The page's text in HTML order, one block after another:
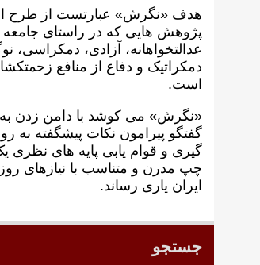
هدف «نگرش» عبارتست از طرح
پژوهش هايی که در راستای جامعه
عدالتخواهانه، آزادی، دمکراسی،
دمکراتيک و دفاع از منافع
است.
«نگرش» می کوشد با دامن زدن
گفتگو پيرامون نکات پیشگفته به
گيری و قوام يابی پايه های نظری
چپ مدرن و متناسب با نيازهای
ايران ياری رساند.
جستجو